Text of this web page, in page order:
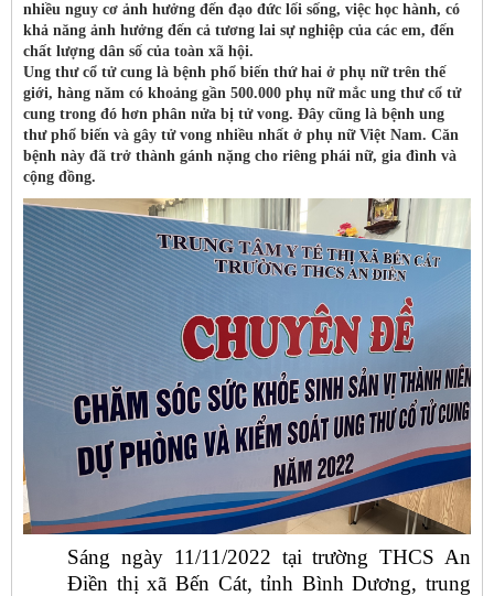
nhiều nguy cơ ảnh hưởng đến đạo đức lối sống, việc học hành, có
khả năng ảnh hưởng đến cả tương lai sự nghiệp của các em, đến
chất lượng dân số của toàn xã hội.
Ung thư cổ tử cung là bệnh phổ biến thứ hai ở phụ nữ trên thế
giới, hàng năm có khoảng gần 500.000 phụ nữ mắc ung thư cổ tử
cung trong đó hơn phân nửa bị tử vong. Đây cũng là bệnh ung
thư phổ biến và gây tử vong nhiều nhất ở phụ nữ Việt Nam. Căn
bệnh này đã trở thành gánh nặng cho riêng phái nữ, gia đình và
cộng đồng.
Sáng ngày 11/11/2022 tại trường THCS An
Điền thị xã Bến Cát, tỉnh Bình Dương, trung